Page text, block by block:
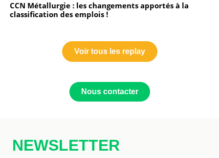
CCN Métallurgie : les changements apportés à la
classification des emplois !
Voir tous les replay
Nous contacter
NEWSLETTER